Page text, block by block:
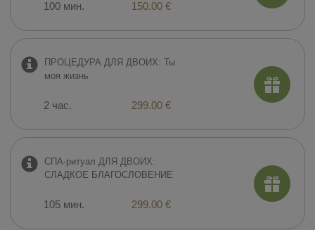
100 мин. 150.00 €
ПРОЦЕДУРА ДЛЯ ДВОИХ: Ты
моя жизнь
2 час. 299.00 €
СПА-ритуал ДЛЯ ДВОИХ:
СЛАДКОЕ БЛАГОСЛОВЕНИЕ
105 мин. 299.00 €